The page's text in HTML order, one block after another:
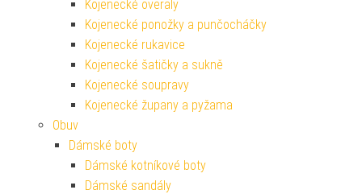
Kojenecké overaly
Kojenecké ponožky a punčocháčky
Kojenecké rukavice
Kojenecké šatičky a sukně
Kojenecké soupravy
Kojenecké župany a pyžama
Obuv
Dámské boty
Dámské kotníkové boty
Dámské sandály